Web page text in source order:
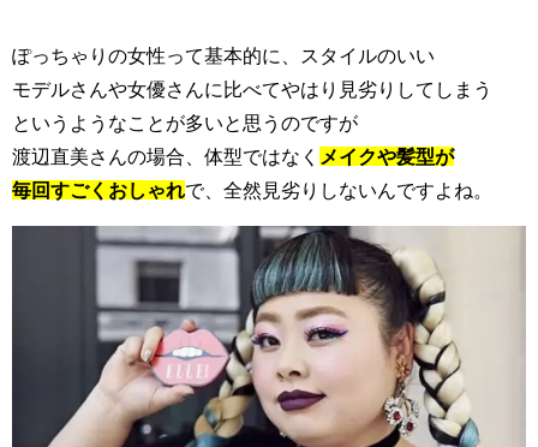
ぽっちゃりの女性って基本的に、スタイルのいい
モデルさんや女優さんに比べてやはり見劣りしてしまう
というようなことが多いと思うのですが
渡辺直美さんの場合、体型ではなく
メイクや髪型が
毎回すごくおしゃれで、全然見劣りしないんですよね。